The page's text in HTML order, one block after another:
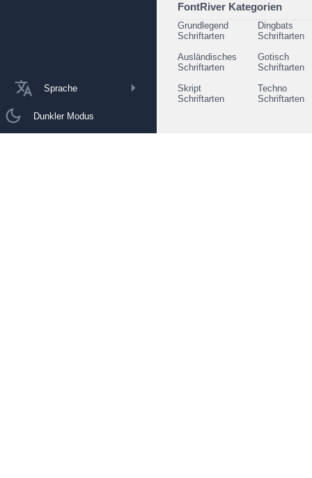
Sprache
Dunkler Modus
FontRiver Kategorien
Grundlegend
Schriftarten
Dingbats
Schriftarten
Ausländisches
Schriftarten
Gotisch
Schriftarten
Skript
Schriftarten
Techno
Schriftarten